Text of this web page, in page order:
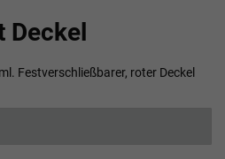
Deckel
Festverschließbarer, roter Deckel